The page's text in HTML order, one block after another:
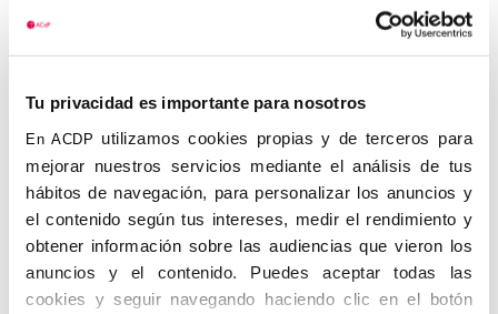
Tu privacidad es importante para nosotros
En ACDP utilizamos cookies propias y de terceros para
mejorar nuestros servicios mediante el análisis de tus
hábitos de navegación, para personalizar los anuncios y
el contenido según tus intereses, medir el rendimiento y
obtener información sobre las audiencias que vieron los
anuncios y el contenido. Puedes aceptar todas las
cookies y seguir navegando haciendo clic en el botón
RUBIO SÁEZ, Crescencio. 13.XII.1902.
Funcionario.